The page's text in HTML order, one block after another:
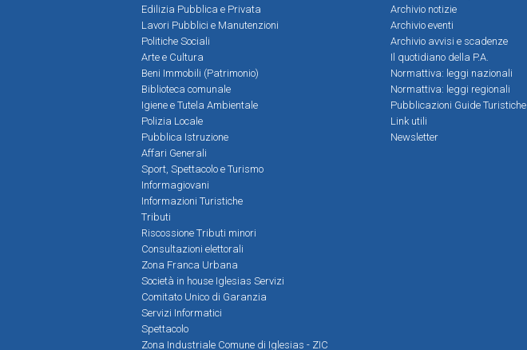
Edilizia Pubblica e Privata
Lavori Pubblici e Manutenzioni
Politiche Sociali
Arte e Cultura
Beni Immobili (Patrimonio)
Biblioteca comunale
Igiene e Tutela Ambientale
Polizia Locale
Pubblica Istruzione
Affari Generali
Sport, Spettacolo e Turismo
Informagiovani
Informazioni Turistiche
Tributi
Riscossione Tributi minori
Consultazioni elettorali
Zona Franca Urbana
Società in house Iglesias Servizi
Comitato Unico di Garanzia
Servizi Informatici
Spettacolo
Zona Industriale Comune di Iglesias - ZIC
Archivio notizie
Archivio eventi
Archivio avvisi e scadenze
Il quotidiano della P.A.
Normattiva: leggi nazionali
Normattiva: leggi regionali
Pubblicazioni Guide Turistiche
Link utili
Newsletter